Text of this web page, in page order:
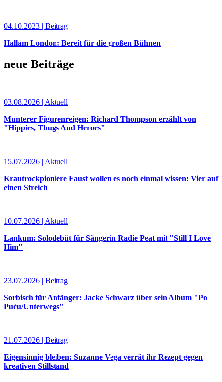
04.10.2023 | Beitrag
Hallam London: Bereit für die großen Bühnen
neue Beiträge
03.08.2026 | Aktuell
Munterer Figurenreigen: Richard Thompson erzählt von
"Hippies, Thugs And Heroes"
15.07.2026 | Aktuell
Krautrockpioniere Faust wollen es noch einmal wissen: Vier auf
einen Streich
10.07.2026 | Aktuell
Lankum: Solodebüt für Sängerin Radie Peat mit "Still I Love
Him"
23.07.2026 | Beitrag
Sorbisch für Anfänger: Jacke Schwarz über sein Album "Po
Puću/Unterwegs"
21.07.2026 | Beitrag
Eigensinnig bleiben: Suzanne Vega verrät ihr Rezept gegen
kreativen Stillstand